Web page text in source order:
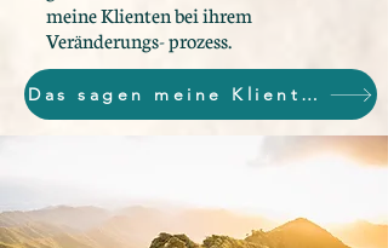
meine Klienten bei ihrem
Veränderungs- prozess.
Das sagen meine Klienten